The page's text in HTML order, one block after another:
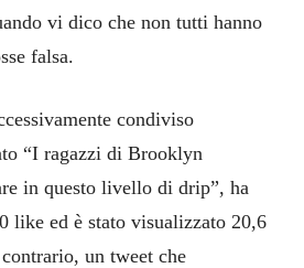
vi dico che non tutti hanno
falsa.
condiviso
“I ragazzi di Brooklyn
in questo livello di drip”, ha
like ed è stato visualizzato 20,6
un tweet che